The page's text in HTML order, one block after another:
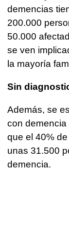
demencias
200.000
50.000
se ven
la mayoría
Sin
Además, se
con
que el 40%
unas 31.500
demencia.